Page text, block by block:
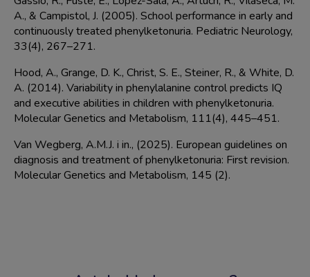
A., & Campistol, J. (2005). School performance in early and
continuously treated phenylketonuria. Pediatric Neurology,
33(4), 267–271.
Hood, A., Grange, D. K., Christ, S. E., Steiner, R., & White, D.
A. (2014). Variability in phenylalanine control predicts IQ
and executive abilities in children with phenylketonuria.
Molecular Genetics and Metabolism, 111(4), 445–451.
Van Wegberg, A.M.J. i in., (2025). European guidelines on
diagnosis and treatment of phenylketonuria: First revision.
Molecular Genetics and Metabolism, 145 (2).